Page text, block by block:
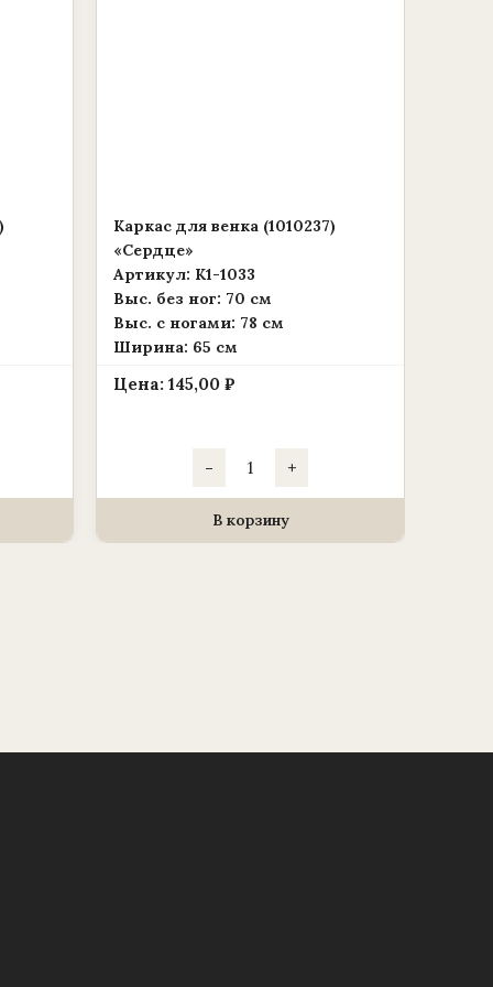
Каркас для венка (1010237)
«Сердце»
Артикул: К1-1033
Выс. без ног: 70 см
Выс. c ногами: 78 см
Ширина: 65 см
Цена: 145,00 ₽
- товара
для
венка
(1010237)
«Сердце»
+
В корзину